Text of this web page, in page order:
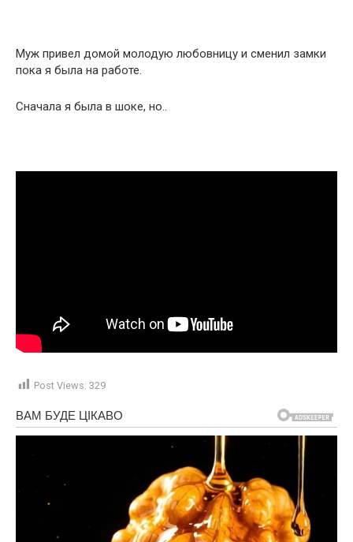
Муж привел домой молодую любовницу и сменил замки
пока я была на работе.
Сначала я была в шоке, но..
Post Views: 329